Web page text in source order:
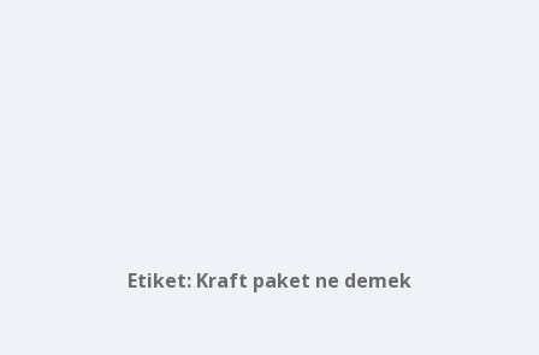
Etiket: Kraft paket ne demek